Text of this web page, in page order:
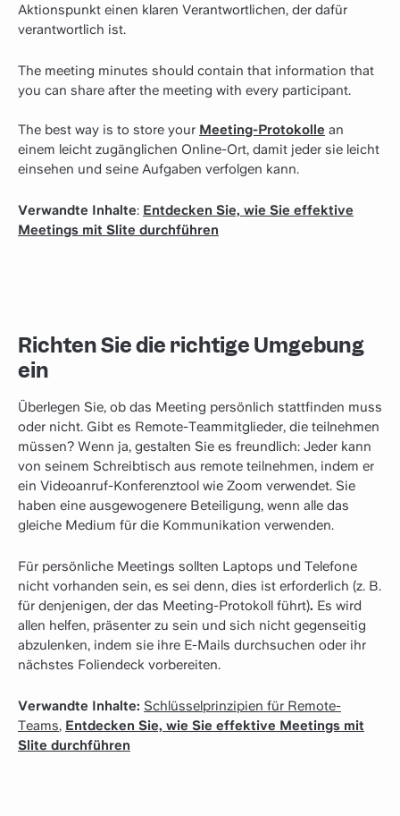
Aktionspunkt einen klaren Verantwortlichen, der dafür
verantwortlich ist.
The meeting minutes should contain that information that
you can share after the meeting with every participant.
The best way is to store your Meeting-Protokolle an
einem leicht zugänglichen Online-Ort, damit jeder sie leicht
einsehen und seine Aufgaben verfolgen kann.
Verwandte Inhalte: Entdecken Sie, wie Sie effektive
Meetings mit Slite durchführen
Richten Sie die richtige Umgebung
ein
Überlegen Sie, ob das Meeting persönlich stattfinden muss
oder nicht. Gibt es Remote-Teammitglieder, die teilnehmen
müssen? Wenn ja, gestalten Sie es freundlich: Jeder kann
von seinem Schreibtisch aus remote teilnehmen, indem er
ein Videoanruf-Konferenztool wie Zoom verwendet. Sie
haben eine ausgewogenere Beteiligung, wenn alle das
gleiche Medium für die Kommunikation verwenden.
Für persönliche Meetings sollten Laptops und Telefone
nicht vorhanden sein, es sei denn, dies ist erforderlich (z. B.
für denjenigen, der das Meeting-Protokoll führt). Es wird
allen helfen, präsenter zu sein und sich nicht gegenseitig
abzulenken, indem sie ihre E-Mails durchsuchen oder ihr
nächstes Foliendeck vorbereiten.
Verwandte Inhalte: Schlüsselprinzipien für Remote-
Teams, Entdecken Sie, wie Sie effektive Meetings mit
Slite durchführen